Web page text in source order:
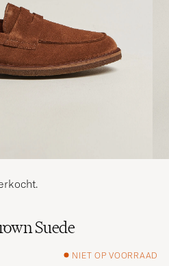
Suede
NIET OP VOORRAAD